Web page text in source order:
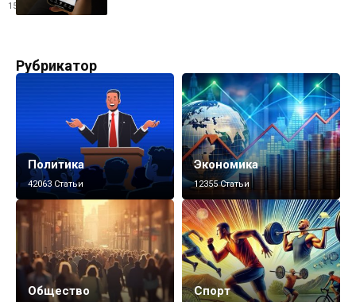
15.05.2026
Рубрикатор
Политика
42063 Статьи
Экономика
12355 Статьи
Общество Спорт